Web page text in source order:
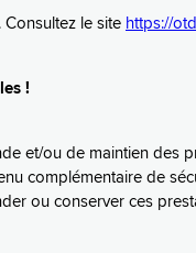
Consultez le site https://
!
et/ou de maintien des
complémentaire de
ou conserver ces